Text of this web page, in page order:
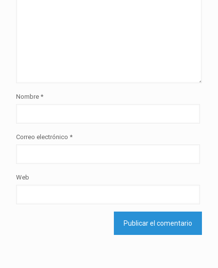
Nombre *
Correo electrónico *
Web